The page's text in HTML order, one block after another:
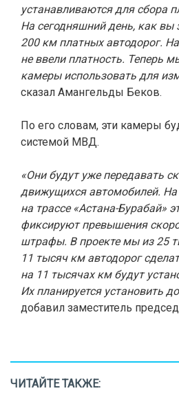
устанавливаются для сбора
На сегодняшний день, как вы
200 км платных автодорог.
не ввели платность. Теперь
камеры использовать для
сказал Амангельды Беков.
По его словам, эти камеры
системой МВД.
«Они будут уже передавать
движущихся автомобилей.
на трассе «Астана-Бурабай»
фиксируют превышения
штрафы. В проекте мы из 25
11 тысяч км автодорог
на 11 тысячах км будут
Их планируется установить
добавил заместитель
ЧИТАЙТЕ ТАКЖЕ: